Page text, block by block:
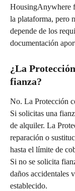
HousingAnywhere
la plataforma, pero
depende de los
documentación
¿La
fianza?
No. La Protección
Si solicitas una
de alquiler. La
reparación o
hasta el límite de
Si no se solicita
daños accidentales
establecido.